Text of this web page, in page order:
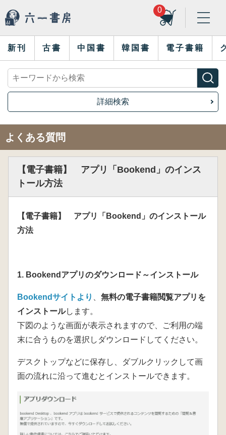
0
新刊 古書 中国書 韓国書 電子書籍
詳細検索
よくある質問
【電子書籍】 アプリ「Bookend」のインス
トール方法
【電子書籍】 アプリ「Bookend」のインストール
方法
1. Bookendアプリのダウンロード～インストール
Bookendサイトより
無料の電子書籍閲覧アプリを
インストールします。
下図のような画面が表示されますので、ご利用の端
末に合うものを選択しダウンロードしてください。
デスクトップなどに保存し、ダブルクリックして画
面の流れに沿って進むとインストールできます。